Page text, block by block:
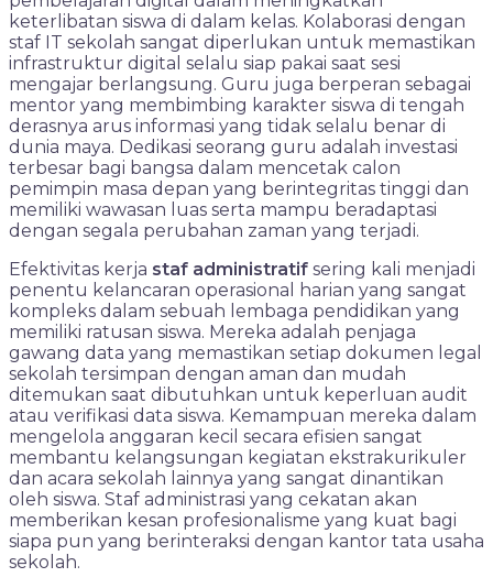
keterlibatan siswa di dalam kelas. Kolaborasi dengan
staf IT sekolah sangat diperlukan untuk memastikan
infrastruktur digital selalu siap pakai saat sesi
mengajar berlangsung. Guru juga berperan sebagai
mentor yang membimbing karakter siswa di tengah
derasnya arus informasi yang tidak selalu benar di
dunia maya. Dedikasi seorang guru adalah investasi
terbesar bagi bangsa dalam mencetak calon
pemimpin masa depan yang berintegritas tinggi dan
memiliki wawasan luas serta mampu beradaptasi
dengan segala perubahan zaman yang terjadi.
Efektivitas kerja staf administratif sering kali menjadi
penentu kelancaran operasional harian yang sangat
kompleks dalam sebuah lembaga pendidikan yang
memiliki ratusan siswa. Mereka adalah penjaga
gawang data yang memastikan setiap dokumen legal
sekolah tersimpan dengan aman dan mudah
ditemukan saat dibutuhkan untuk keperluan audit
atau verifikasi data siswa. Kemampuan mereka dalam
mengelola anggaran kecil secara efisien sangat
membantu kelangsungan kegiatan ekstrakurikuler
dan acara sekolah lainnya yang sangat dinantikan
oleh siswa. Staf administrasi yang cekatan akan
memberikan kesan profesionalisme yang kuat bagi
siapa pun yang berinteraksi dengan kantor tata usaha
sekolah.